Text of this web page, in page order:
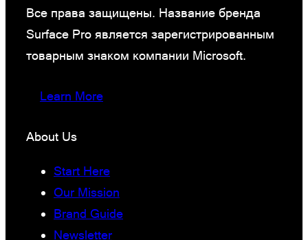
Все права защищены. Название бренда
Surface Pro является зарегистрированным
товарным знаком компании Microsoft.
Learn More
About Us
Start Here
Our Mission
Brand Guide
Newsletter